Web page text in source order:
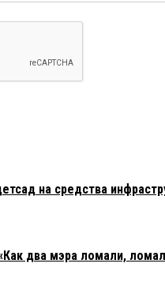
на средства
два мэра ломали,